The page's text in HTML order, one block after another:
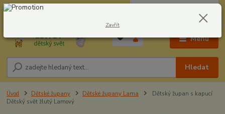
Menu
Hledat
604278943 0,00 Kč
Úvod Dětské župany Dětské župany Lama
Dětský župan s kapucí
Dětský svět žlutý Lamový
Zavřít